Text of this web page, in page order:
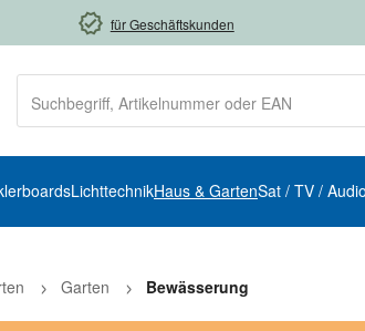
springen für Geschäftskunden
LichttechnikHaus & GartenSat / TV / Audio
Garten Bewässerung